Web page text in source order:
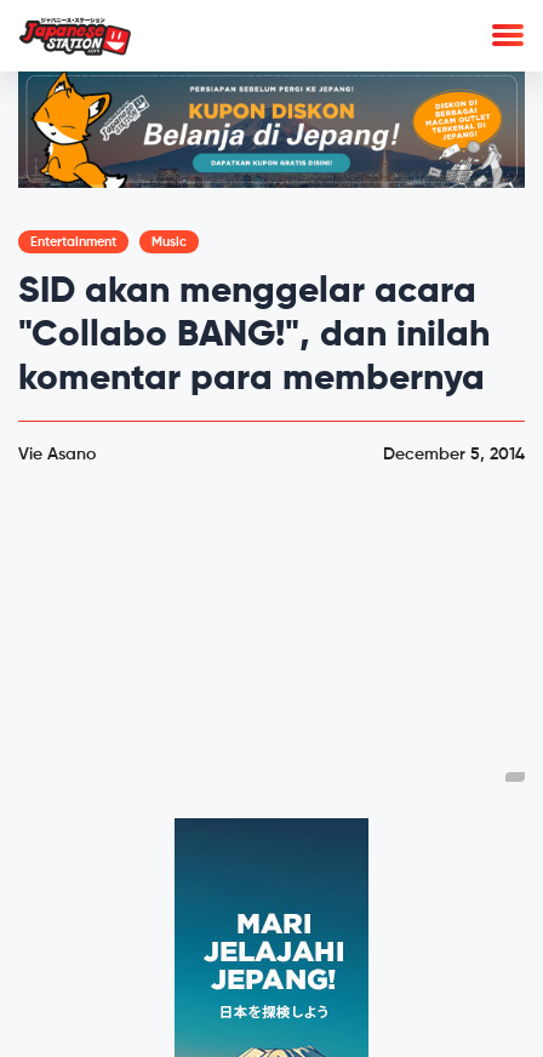
Entertainment Music
SID akan menggelar acara
"Collabo BANG!", dan inilah
komentar para membernya
Vie Asano December 5, 2014